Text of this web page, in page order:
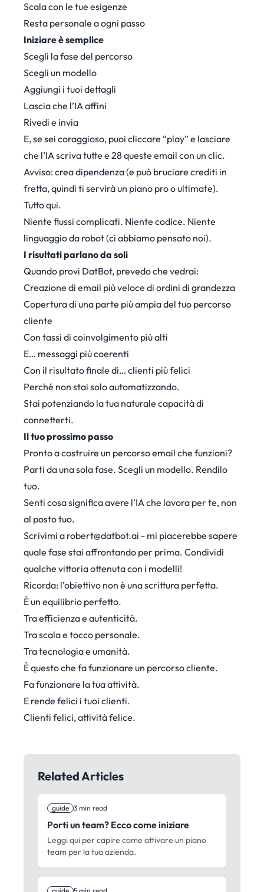
Scala con le tue esigenze
Resta personale a ogni passo
Iniziare è semplice
Scegli la fase del percorso
Scegli un modello
Aggiungi i tuoi dettagli
Lascia che l’IA affini
Rivedi e invia
E, se sei coraggioso, puoi cliccare “play” e lasciare
che l’IA scriva tutte e 28 queste email con un clic.
Avviso: crea dipendenza (e può bruciare crediti in
fretta, quindi ti servirà un piano pro o ultimate).
Tutto qui.
Niente flussi complicati. Niente codice. Niente
linguaggio da robot (ci abbiamo pensato noi).
I risultati parlano da soli
Quando provi DatBot, prevedo che vedrai:
Creazione di email più veloce di ordini di grandezza
Copertura di una parte più ampia del tuo percorso
cliente
Con tassi di coinvolgimento più alti
E… messaggi più coerenti
Con il risultato finale di… clienti più felici
Perché non stai solo automatizzando.
Stai potenziando la tua naturale capacità di
connetterti.
Il tuo prossimo passo
Pronto a costruire un percorso email che funzioni?
Parti da una sola fase. Scegli un modello. Rendilo
tuo.
Senti cosa significa avere l’IA che lavora per te, non
al posto tuo.
Scrivimi a robert@datbot.ai - mi piacerebbe sapere
quale fase stai affrontando per prima. Condividi
qualche vittoria ottenuta con i modelli!
Ricorda: l’obiettivo non è una scrittura perfetta.
È un equilibrio perfetto.
Tra efficienza e autenticità.
Tra scala e tocco personale.
Tra tecnologia e umanità.
È questo che fa funzionare un percorso cliente.
Fa funzionare la tua attività.
E rende felici i tuoi clienti.
Clienti felici, attività felice.
Related Articles
guide 3 min read
Porti un team? Ecco come iniziare
Leggi qui per capire come attivare un piano
team per la tua azienda.